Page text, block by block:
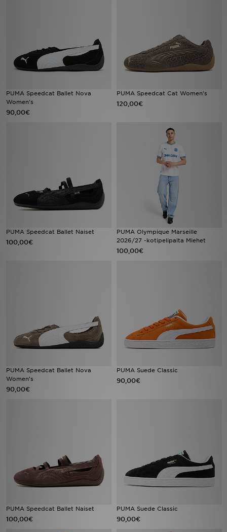
PUMA Speedcat Ballet Nova
Women's
90,00€
PUMA Speedcat Cat Women's
120,00€
PUMA Speedcat Ballet Naiset
100,00€
PUMA Olympique Marseille
2026/27 -kotipelipaita Miehet
100,00€
PUMA Speedcat Ballet Nova
Women's
90,00€
PUMA Suede Classic
90,00€
PUMA Speedcat Ballet Naiset
100,00€
PUMA Suede Classic
90,00€
Lataa JD-sovellus
Minun JD
Minun viestini
Asiakaspalvelu ja tietoa